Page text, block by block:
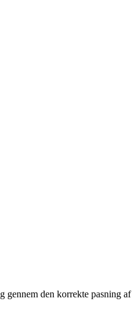
gennem den korrekte pasning af